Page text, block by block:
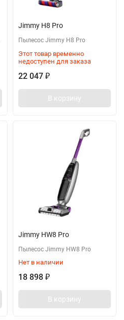
Jimmy H8 Pro
Пылесос Jimmy H8 Pro
Этот товар временно
недоступен для заказа
22 047 ₽
В корзину
Jimmy HW8 Pro
Пылесос Jimmy HW8 Pro
Нет в наличии
18 898 ₽
В корзину